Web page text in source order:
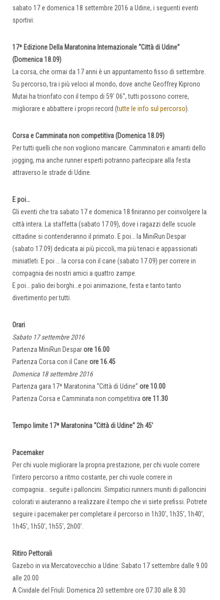
sabato 17 e domenica 18 settembre 2016 a Udine, i seguenti eventi
sportivi:
17ª Edizione Della Maratonina Internazionale “Città di Udine”
(Domenica 18.09)
La corsa, che ormai da 17 anni è un appuntamento fisso di settembre.
Su percorso, tra i più veloci al mondo, dove anche Geoffrey Kiprono
Mutai ha trionfato con il tempo di 59’ 06’’, tutti possono correre,
migliorare e abbattere i propri record (tutte le info sul percorso).
Corsa e Camminata non competitiva (Domenica 18.09)
Per tutti quelli che non vogliono mancare. Camminatori e amanti dello
jogging, ma anche runner esperti potranno partecipare alla festa
attraverso le strade di Udine.
E poi…
Gli eventi che tra sabato 17 e domenica 18 finiranno per coinvolgere la
città intera. La staffetta (sabato 17.09), dove i ragazzi delle scuole
cittadine si contenderanno il primato. E poi… la MiniRun Despar
(sabato 17.09) dedicata ai più piccoli, ma più tenaci e appassionati
miniatleti. E poi … la corsa con il cane (sabato 17.09) per correre in
compagnia dei nostri amici a quattro zampe.
E poi… palio dei borghi…e poi animazione, festa e tanto tanto
divertimento per tutti.
Orari
Sabato 17 settembre 2016
Partenza MiniRun Desparore 16.00
Partenza Corsa con il Cane ore 16.45
Domenica 18 settembre 2016
Partenza gara 17ª Maratonina “Città di Udine” ore 10.00
Partenza Corsa e Camminata non competitiva ore 11.30
Tempo limite 17ª Maratonina “Città di Udine” 2h 45’
Pacemaker
Per chi vuole migliorare la propria prestazione, per chi vuole correre
l’intero percorso a ritmo costante, per chi vuole correre in
compagnia… seguite i palloncini. Simpatici runners muniti di palloncini
colorati vi aiuteranno a realizzare il tempo che vi siete prefissi. Potrete
seguire i pacemaker per completare il percorso in 1h30’, 1h35’, 1h40’,
1h45’, 1h50’, 1h55’, 2h00’.
Ritiro Pettorali
Gazebo in via Mercatovecchio a Udine: Sabato 17 settembre dalle 9.00
alle 20.00
A Cividale del Friuli: Domenica 20 settembre ore 07.30 alle 8.30